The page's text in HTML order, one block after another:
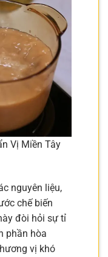
Vị Miền Tây
nguyên liệu,
chế biến
đòi hỏi sự tỉ
phần hòa
vị khó